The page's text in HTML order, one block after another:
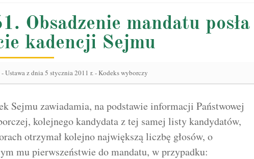
Obsadzenie mandatu posła
kadencji Sejmu
-Ustawa z dnia 5 stycznia 2011 r. - Kodeks wyborczy
Sejmu zawiadamia, na podstawie informacji Państwowej
kolejnego kandydata z tej samej listy kandydatów,
otrzymał kolejno największą liczbę głosów, o
mu pierwszeństwie do mandatu, w przypadku: